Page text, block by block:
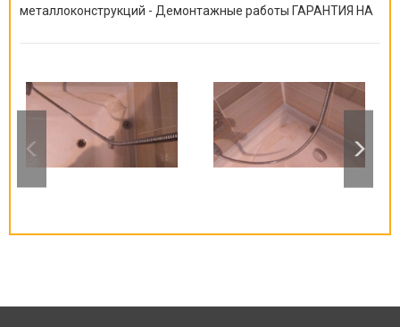
металлоконструкций - Демонтажные работы ГАРАНТИЯ НА